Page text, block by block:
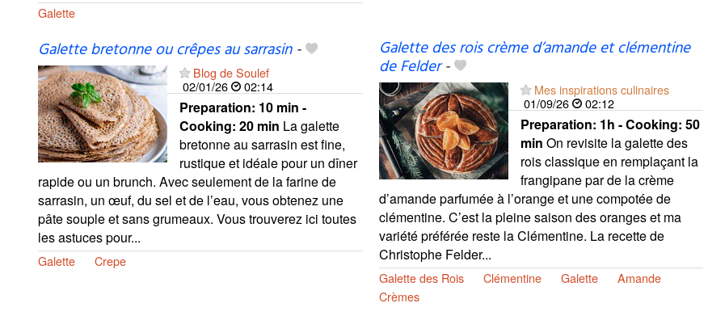
Galette
Galette bretonne ou crêpes au sarrasin-
Blog de Soulef
02/01/26
02:14
Preparation: 10 min -
Cooking: 20 min La galette
bretonne au sarrasin est fine,
rustique et idéale pour un dîner
rapide ou un brunch. Avec seulement de la farine de
sarrasin, un œuf, du sel et de l’eau, vous obtenez une
pâte souple et sans grumeaux. Vous trouverez ici toutes
les astuces pour...
Galette Crepe
Galette des rois crème d’amande et clémentine
de Felder-
Mes inspirations culinaires
01/09/26
02:12
Preparation: 1h - Cooking: 50
min On revisite la galette des
rois classique en remplaçant la
frangipane par de la crème
d’amande parfumée à l’orange et une compotée de
clémentine. C’est la pleine saison des oranges et ma
variété préférée reste la Clémentine. La recette de
Christophe Felder...
Galette des Rois Clémentine Galette
Amande
Crèmes